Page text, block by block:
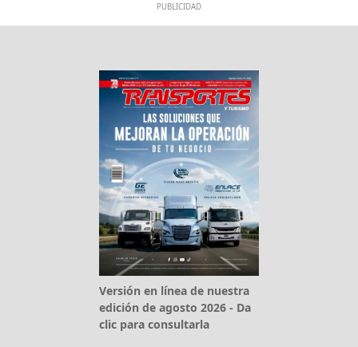
PUBLICIDAD
Versión en línea de nuestra
edición de agosto 2026 - Da
clic para consultarla